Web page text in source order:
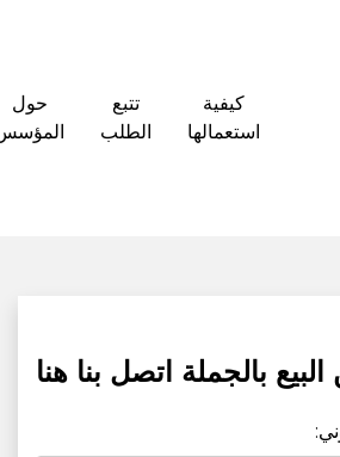
كيفية
استعمالها
تتبع
الطلب
حول
بالجملة اتصل بنا هنا